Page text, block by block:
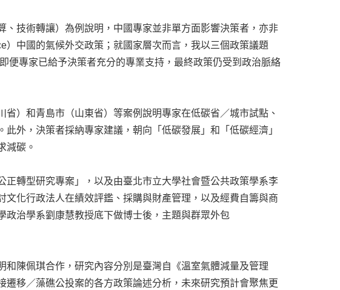
技術轉讓）為例說明，中國專家並非單方面影響決策者，亦非
中國的氣候外交政策；就國家層次而言，我以三個政策議題
便專家已給予決策者充分的專業支持，最終政策仍受到政治脈絡
）和青島市（山東省）等案例說明專家在低碳省／城市試點、
外，決策者採納專家建議，朝向「低碳發展」和「低碳經濟」
減碳。
轉型研究專案」，以及由臺北市立大學社會暨公共政策學系李
化行政法人在績效評鑑、採購與財產管理，以及經費自籌與商
治學系劉康慧教授底下做博士後，主題與群眾外包
陳佩琪合作，研究內容分別是臺灣自《溫室氣體減量及管理
移／藻礁公投案的各方政策論述分析，未來研究預計會聚焦更